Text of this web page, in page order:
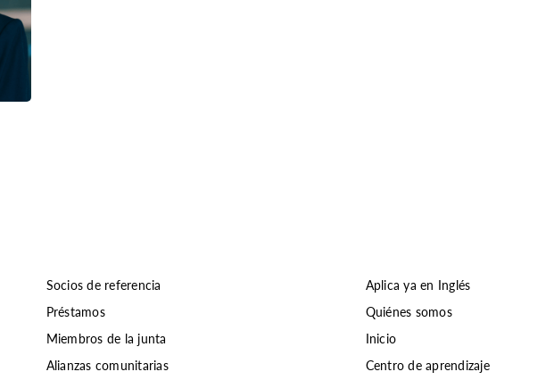
Socios de referencia
Préstamos
Miembros de la junta
Alianzas comunitarias
Aplica ya en Inglés
Quiénes somos
Inicio
Centro de aprendizaje